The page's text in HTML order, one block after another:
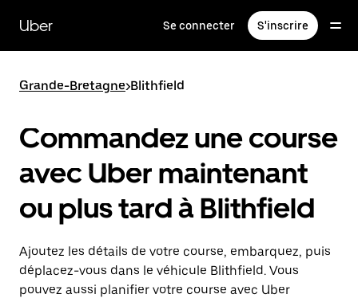
contenu
principal
Uber Se connecter S'inscrire
Grande-Bretagne>Blithfield
Commandez une course
avec Uber maintenant
ou plus tard à Blithfield
Ajoutez les détails de votre course, embarquez, puis
déplacez-vous dans le véhicule Blithfield. Vous
pouvez aussi planifier votre course avec Uber